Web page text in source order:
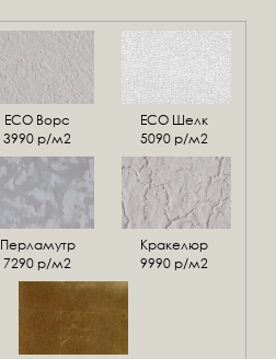
ЕСО Ворс
3990 р/м2
ЕСО Шелк
5090 р/м2
Перламутр
7290 р/м2
Кракелюр
9990 р/м2